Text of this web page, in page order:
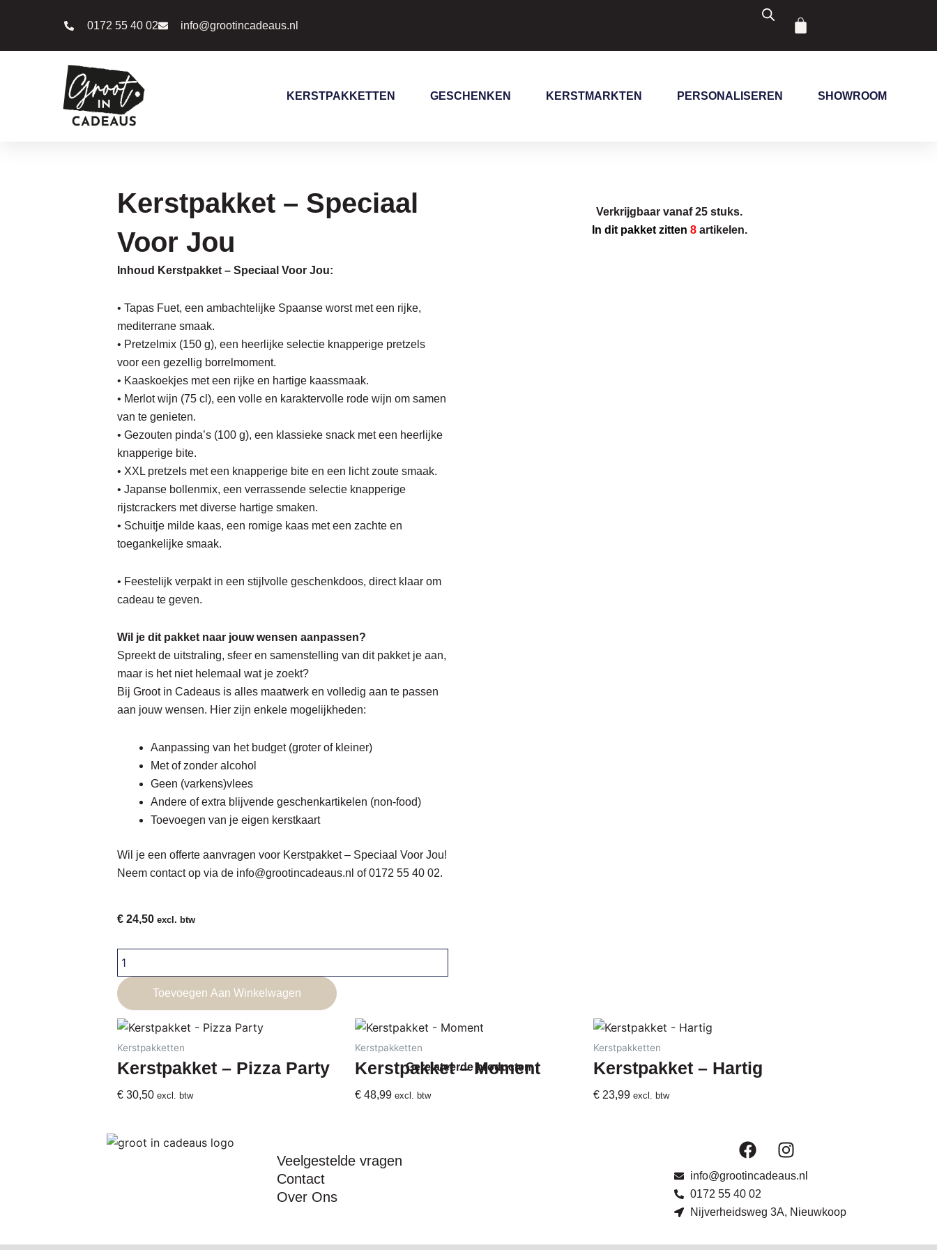
0172 55 40 02 info@grootincadeaus.nl Winkelwagen
KERSTPAKKETTEN GESCHENKEN KERSTMARKTEN PERSONALISEREN SHOWROOM
Kerstpakket – Speciaal
Voor Jou
Inhoud Kerstpakket – Speciaal Voor Jou:
• Tapas Fuet, een ambachtelijke Spaanse worst met een rijke,
mediterrane smaak.
• Pretzelmix (150 g), een heerlijke selectie knapperige pretzels
voor een gezellig borrelmoment.
• Kaaskoekjes met een rijke en hartige kaassmaak.
• Merlot wijn (75 cl), een volle en karaktervolle rode wijn om samen
van te genieten.
• Gezouten pinda’s (100 g), een klassieke snack met een heerlijke
knapperige bite.
• XXL pretzels met een knapperige bite en een licht zoute smaak.
• Japanse bollenmix, een verrassende selectie knapperige
rijstcrackers met diverse hartige smaken.
• Schuitje milde kaas, een romige kaas met een zachte en
toegankelijke smaak.
• Feestelijk verpakt in een stijlvolle geschenkdoos, direct klaar om
cadeau te geven.
Wil je dit pakket naar jouw wensen aanpassen?
Spreekt de uitstraling, sfeer en samenstelling van dit pakket je aan,
maar is het niet helemaal wat je zoekt?
Bij Groot in Cadeaus is alles maatwerk en volledig aan te passen
aan jouw wensen. Hier zijn enkele mogelijkheden:
Aanpassing van het budget (groter of kleiner)
Met of zonder alcohol
Geen (varkens)vlees
Andere of extra blijvende geschenkartikelen (non-food)
Toevoegen van je eigen kerstkaart
Wil je een offerte aanvragen voor Kerstpakket– Speciaal Voor Jou!
Neem contact op via de info@grootincadeaus.nl of0172 55 40 02.
€ 24,50 excl. btw
Speciaal
Voor
Jou
aantal
Toevoegen Aan Winkelwagen
Verkrijgbaar vanaf 25 stuks.
In dit pakket zitten 8 artikelen.
Gerelateerde producten
Kerstpakketten
Kerstpakket – Pizza Party
€ 30,50 excl. btw
Kerstpakketten
Kerstpakket – Moment
€ 48,99 excl. btw
Kerstpakketten
Kerstpakket – Hartig
€23,99 excl. btw
Veelgestelde vragen
Contact
Over Ons
F
a
c
e
b
o
I
n
s
a
r
info@grootincadeaus.nl
0172 55 40 02
Nijverheidsweg 3A, Nieuwkoop